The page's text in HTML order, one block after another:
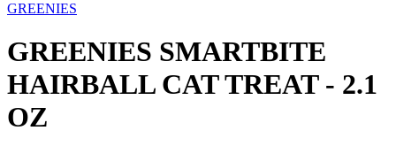
GREENIES
GREENIES SMARTBITE
HAIRBALL CAT TREAT - 2.1
OZ